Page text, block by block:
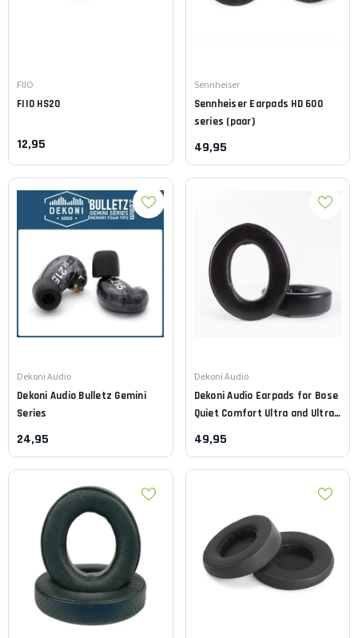
Leverancier:
FIIO
FIIO HS20
12,95
Leverancier:
Sennheiser
Sennheiser Earpads HD 600
series (paar)
49,95
Leverancier:
Dekoni Audio
Dekoni Audio Bulletz Gemini
Series
24,95
Leverancier:
Dekoni Audio
Dekoni Audio Earpads for Bose
Quiet Comfort Ultra and Ultra
49,95